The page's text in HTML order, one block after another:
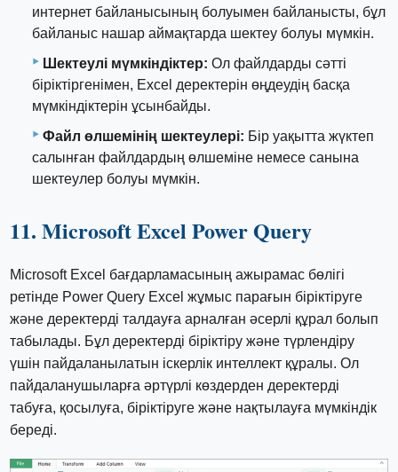
интернет байланысының болуымен байланысты, бұл
байланыс нашар аймақтарда шектеу болуы мүмкін.
Шектеулі мүмкіндіктер: Ол файлдарды сәтті
біріктіргенімен, Excel деректерін өңдеудің басқа
мүмкіндіктерін ұсынбайды.
Файл өлшемінің шектеулері: Бір уақытта жүктеп
салынған файлдардың өлшеміне немесе санына
шектеулер болуы мүмкін.
11. Microsoft Excel Power Query
Microsoft Excel бағдарламасының ажырамас бөлігі
ретінде Power Query Excel жұмыс парағын біріктіруге
және деректерді талдауға арналған әсерлі құрал болып
табылады. Бұл деректерді біріктіру және түрлендіру
үшін пайдаланылатын іскерлік интеллект құралы. Ол
пайдаланушыларға әртүрлі көздерден деректерді
табуға, қосылуға, біріктіруге және нақтылауға мүмкіндік
береді.